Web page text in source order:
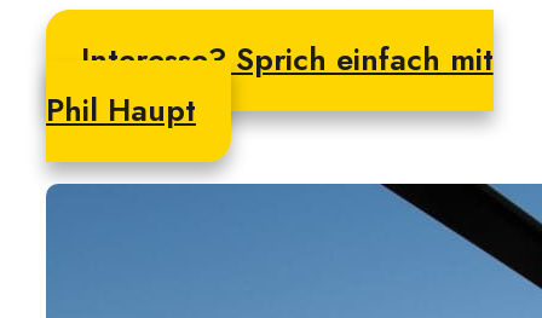
Interesse? Sprich einfach mit
Phil Haupt